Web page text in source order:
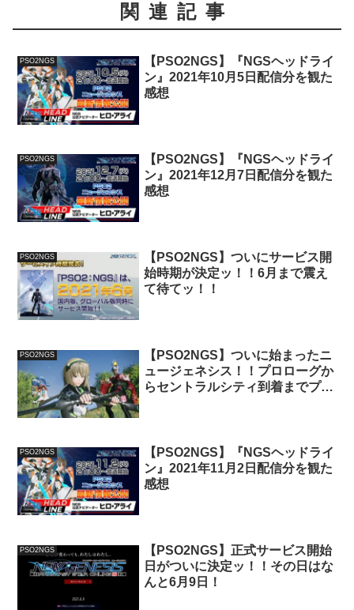
関連記事
PSO2NGS
【PSO2NGS】『NGSヘッドライ
ン』2021年10月5日配信分を観た
感想
PSO2NGS
【PSO2NGS】『NGSヘッドライ
ン』2021年12月7日配信分を観た
感想
PSO2NGS
【PSO2NGS】ついにサービス開
始時期が決定ッ！！6月まで震え
て待てッ！！
PSO2NGS
【PSO2NGS】ついに始まったニ
ュージェネシス！！プロローグか
らセントラルシティ到着までプレ
PSO2NGS
【PSO2NGS】『NGSヘッドライ
ン』2021年11月2日配信分を観た
感想
PSO2NGS
【PSO2NGS】正式サービス開始
日がついに決定ッ！！その日はな
んと6月9日！